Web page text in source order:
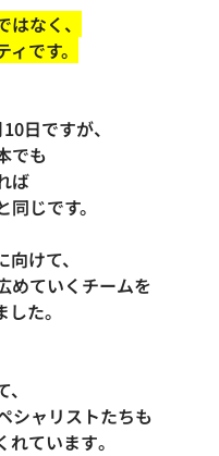
なく、
です。
日ですが、
でも
ば
じです。
けて、
めていくチームを
た。
シャリストたちも
れています。